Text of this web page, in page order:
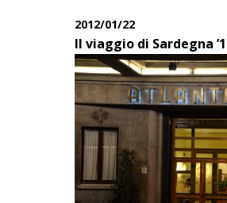
2012/01/22
Il viaggio di Sardegna